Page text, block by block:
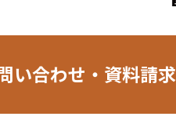
い合わせ・資料請求